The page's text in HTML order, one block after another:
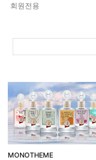
회원전용
MONOTHEME